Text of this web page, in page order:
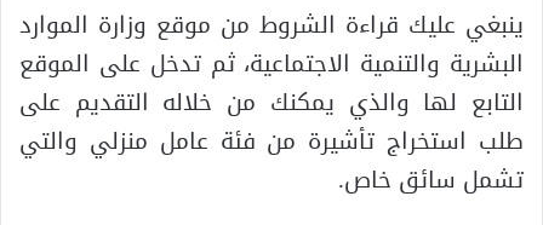
ينبغي عليك قراءة الشروط من موقع وزارة الموارد
البشرية والتنمية الاجتماعية، ثم تدخل على الموقع
التابع لها والذي يمكنك من خلاله التقديم على
طلب استخراج تأشيرة من فئة عامل منزلي والتي
تشمل سائق خاص.